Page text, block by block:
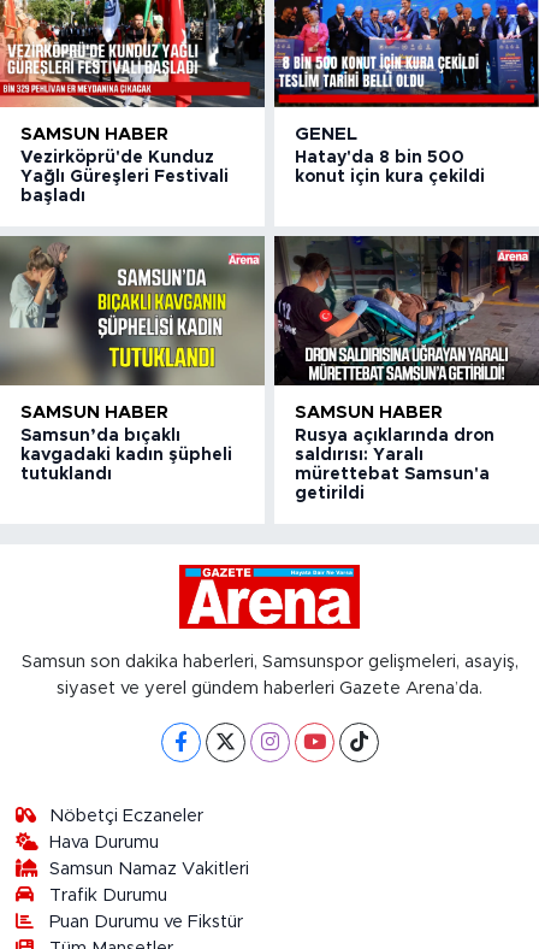
SAMSUN HABER
Vezirköprü'de Kunduz
Yağlı Güreşleri Festivali
başladı
GENEL
Hatay'da 8 bin 500
konut için kura çekildi
SAMSUN HABER
Samsun’da bıçaklı
kavgadaki kadın şüpheli
tutuklandı
SAMSUN HABER
Rusya açıklarında dron
saldırısı: Yaralı
mürettebat Samsun'a
getirildi
Samsun son dakika haberleri, Samsunspor gelişmeleri, asayiş,
siyaset ve yerel gündem haberleri Gazete Arena’da.
Nöbetçi Eczaneler
Hava Durumu
Samsun Namaz Vakitleri
Trafik Durumu
Puan Durumu ve Fikstür